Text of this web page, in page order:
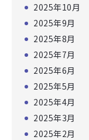
2025年10月
2025年9月
2025年8月
2025年7月
2025年6月
2025年5月
2025年4月
2025年3月
2025年2月